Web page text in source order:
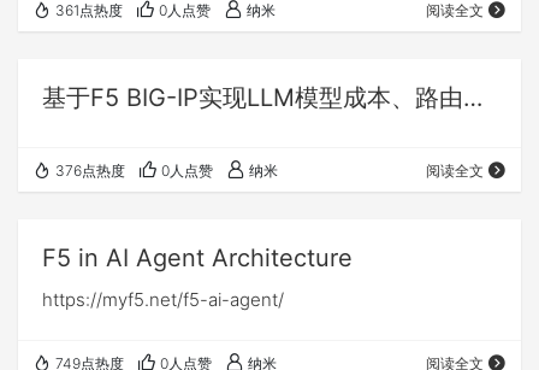
361点热度 0人点赞 纳米 阅读全文
基于F5 BIG-IP实现LLM模型成本、路由、Metrics观测与控制
376点热度 0人点赞 纳米 阅读全文
F5 in AI Agent Architecture
https://myf5.net/f5-ai-agent/
749点热度 0人点赞 纳米 阅读全文